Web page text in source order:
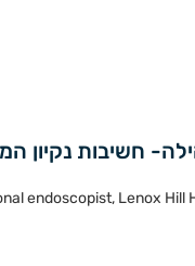
חשיבות נקיון